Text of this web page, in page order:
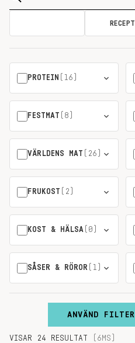
på:
RECEPT
PROTEIN (16)
FESTMAT (8)
VÄRLDENS MAT (26)
FRUKOST (2)
KOST & HÄLSA (0)
SÅSER & RÖROR (1)
ANVÄND FILTER
VISAR 24 RESULTAT (6MS)